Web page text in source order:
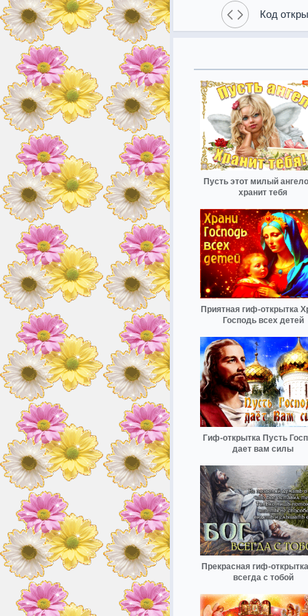
Код
Пусть этот милый
хранит тебя
Приятная гиф-открытка
Господь всех детей
Гиф-открытка Пусть
дает вам силы
Прекрасная гиф-
всегда с тобой